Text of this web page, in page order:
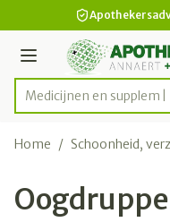
Ga naar de inhoud
Menu
Product, merk,
Me
Home / Schoonheid,